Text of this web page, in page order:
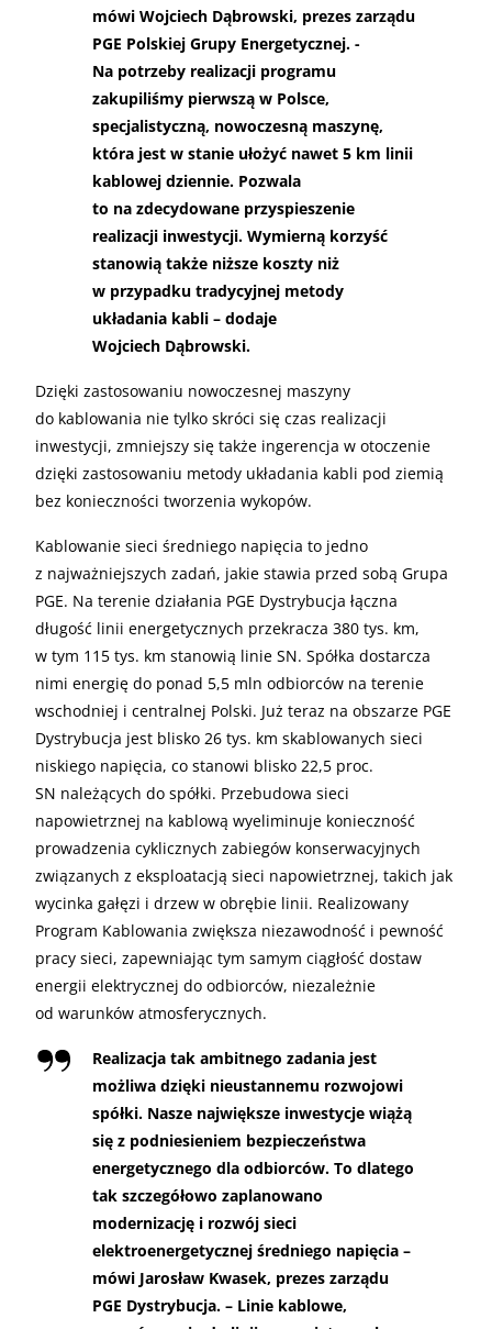
mówi Wojciech Dąbrowski, prezes zarządu
PGE Polskiej Grupy Energetycznej. -
Na potrzeby realizacji programu
zakupiliśmy pierwszą w Polsce,
specjalistyczną, nowoczesną maszynę,
która jest w stanie ułożyć nawet 5 km linii
kablowej dziennie. Pozwala
to na zdecydowane przyspieszenie
realizacji inwestycji. Wymierną korzyść
stanowią także niższe koszty niż
w przypadku tradycyjnej metody
układania kabli – dodaje
Wojciech Dąbrowski.
Dzięki zastosowaniu nowoczesnej maszyny
do kablowania nie tylko skróci się czas realizacji
inwestycji, zmniejszy się także ingerencja w otoczenie
dzięki zastosowaniu metody układania kabli pod ziemią
bez konieczności tworzenia wykopów.
Kablowanie sieci średniego napięcia to jedno
z najważniejszych zadań, jakie stawia przed sobą Grupa
PGE. Na terenie działania PGE Dystrybucja łączna
długość linii energetycznych przekracza 380 tys. km,
w tym 115 tys. km stanowią linie SN. Spółka dostarcza
nimi energię do ponad 5,5 mln odbiorców na terenie
wschodniej i centralnej Polski. Już teraz na obszarze PGE
Dystrybucja jest blisko 26 tys. km skablowanych sieci
niskiego napięcia, co stanowi blisko 22,5 proc.
SN należących do spółki. Przebudowa sieci
napowietrznej na kablową wyeliminuje konieczność
prowadzenia cyklicznych zabiegów konserwacyjnych
związanych z eksploatacją sieci napowietrznej, takich jak
wycinka gałęzi i drzew w obrębie linii. Realizowany
Program Kablowania zwiększa niezawodność i pewność
pracy sieci, zapewniając tym samym ciągłość dostaw
energii elektrycznej do odbiorców, niezależnie
od warunków atmosferycznych.
Realizacja tak ambitnego zadania jest
możliwa dzięki nieustannemu rozwojowi
spółki. Nasze największe inwestycje wiążą
się z podniesieniem bezpieczeństwa
energetycznego dla odbiorców. To dlatego
tak szczegółowo zaplanowano
modernizację i rozwój sieci
elektroenergetycznej średniego napięcia –
mówi Jarosław Kwasek, prezes zarządu
PGE Dystrybucja. – Linie kablowe,